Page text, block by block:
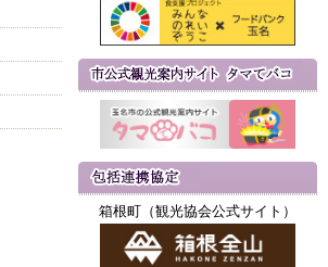
箱根町（観光協会公式サイト）